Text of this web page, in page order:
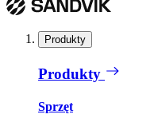
Produkty
Produkty
Sprzęt